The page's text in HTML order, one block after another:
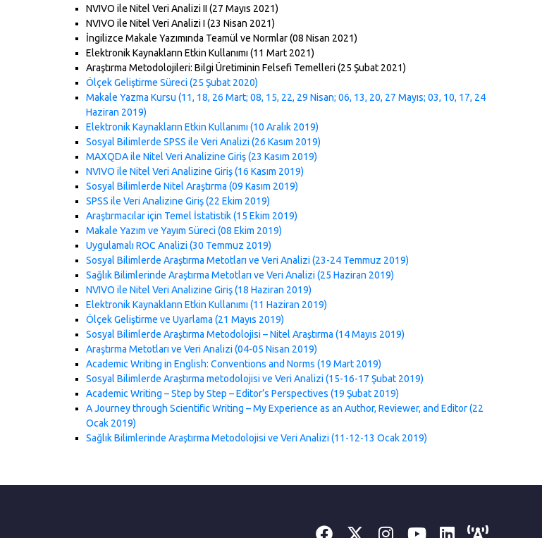
NVIVO ile Nitel Veri Analizi II (27 Mayıs 2021)
NVIVO ile Nitel Veri Analizi I (23 Nisan 2021)
İngilizce Makale Yazımında Teamül ve Normlar (08 Nisan 2021)
Elektronik Kaynakların Etkin Kullanımı (11 Mart 2021)
Araştırma Metodolojileri: Bilgi Üretiminin Felsefi Temelleri (25 Şubat 2021)
Ölçek Geliştirme Süreci (25 Şubat 2020)
Makale Yazma Kursu (11, 18, 26 Mart; 08, 15, 22, 29 Nisan; 06, 13, 20, 27 Mayıs; 03, 10, 17, 24
Haziran 2019)
Elektronik Kaynakların Etkin Kullanımı (10 Aralık 2019)
Sosyal Bilimlerde SPSS ile Veri Analizi (26 Kasım 2019)
MAXQDA ile Nitel Veri Analizine Giriş (23 Kasım 2019)
NVIVO ile Nitel Veri Analizine Giriş (16 Kasım 2019)
Sosyal Bilimlerde Nitel Araştırma (09 Kasım 2019)
SPSS ile Veri Analizine Giriş (22 Ekim 2019)
Araştırmacılar için Temel İstatistik (15 Ekim 2019)
Makale Yazım ve Yayım Süreci (08 Ekim 2019)
Uygulamalı ROC Analizi (30 Temmuz 2019)
Sosyal Bilimlerde Araştırma Metotları ve Veri Analizi (23-24 Temmuz 2019)
Sağlık Bilimlerinde Araştırma Metotları ve Veri Analizi (25 Haziran 2019)
NVIVO ile Nitel Veri Analizine Giriş (18 Haziran 2019)
Elektronik Kaynakların Etkin Kullanımı (11 Haziran 2019)
Ölçek Geliştirme ve Uyarlama (21 Mayıs 2019)
Sosyal Bilimlerde Araştırma Metodolojisi – Nitel Araştırma (14 Mayıs 2019)
Araştırma Metotları ve Veri Analizi (04-05 Nisan 2019)
Academic Writing in English: Conventions and Norms (19 Mart 2019)
Sosyal Bilimlerde Araştırma metodolojisi ve Veri Analizi (15-16-17 Şubat 2019)
Academic Writing – Step by Step – Editor’s Perspectives (19 Şubat 2019)
A Journey through Scientific Writing – My Experience as an Author, Reviewer, and Editor (22
Ocak 2019)
Sağlık Bilimlerinde Araştırma Metodolojisi ve Veri Analizi (11-12-13 Ocak 2019)